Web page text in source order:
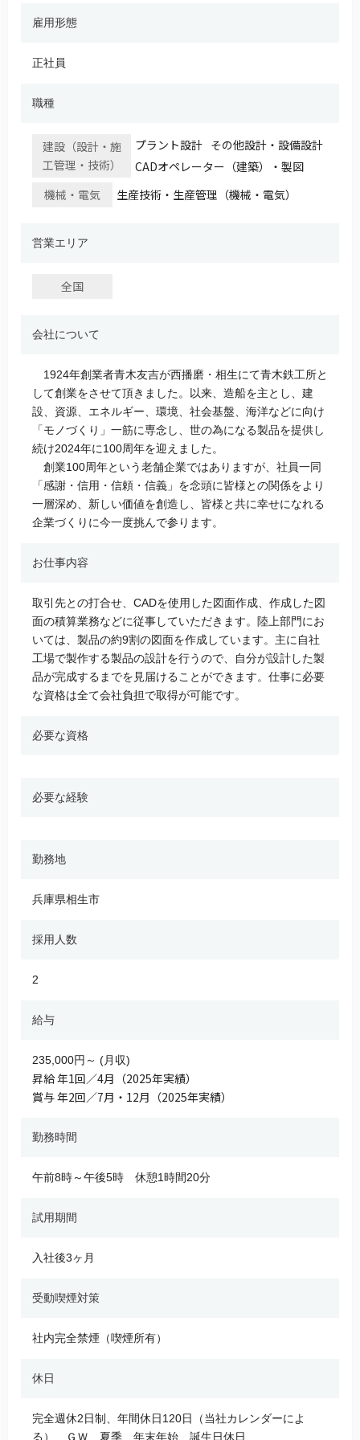
雇用形態
正社員
職種
建設（設計・施
工管理・技術）
プラント設計 その他設計・設備設計
CADオペレーター（建築）・製図
機械・電気
生産技術・生産管理（機械・電気）
営業エリア
全国
会社について
1924年創業者青木友吉が西播磨・相生にて青木鉄工所と
して創業をさせて頂きました。以来、造船を主とし、建
設、資源、エネルギー、環境、社会基盤、海洋などに向け
「モノづくり」一筋に専念し、世の為になる製品を提供し
続け2024年に100周年を迎えました。
創業100周年という老舗企業ではありますが、社員一同
「感謝・信用・信頼・信義」を念頭に皆様との関係をより
一層深め、新しい価値を創造し、皆様と共に幸せになれる
企業づくりに今一度挑んで参ります。
お仕事内容
取引先との打合せ、CADを使用した図面作成、作成した図
面の積算業務などに従事していただきます。陸上部門にお
いては、製品の約9割の図面を作成しています。主に自社
工場で製作する製品の設計を行うので、自分が設計した製
品が完成するまでを見届けることができます。仕事に必要
な資格は全て会社負担で取得が可能です。
必要な資格
必要な経験
勤務地
兵庫県相生市
採用人数
2
給与
235,000円～ (月収)
昇給 年1回／4月（2025年実績）
賞与 年2回／7月・12月（2025年実績）
勤務時間
午前8時～午後5時 休憩1時間20分
試用期間
入社後3ヶ月
受動喫煙対策
社内完全禁煙（喫煙所有）
休日
完全週休2日制、年間休日120日（当社カレンダーによ
る）、ＧＷ、夏季、年末年始、誕生日休日